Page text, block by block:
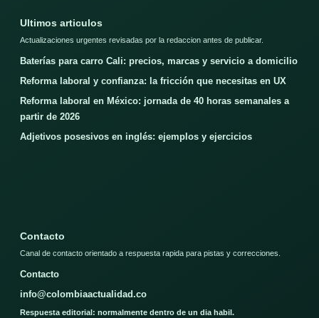
Ultimos articulos
Actualizaciones urgentes revisadas por la redaccion antes de publicar.
Baterías para carro Cali: precios, marcas y servicio a domicilio
Reforma laboral y confianza: la fricción que necesitas en UX
Reforma laboral en México: jornada de 40 horas semanales a
partir de 2026
Adjetivos posesivos en inglés: ejemplos y ejercicios
Contacto
Canal de contacto orientado a respuesta rapida para pistas y correcciones.
Contacto
info@colombiaactualidad.co
Respuesta editorial: normalmente dentro de un dia habil.